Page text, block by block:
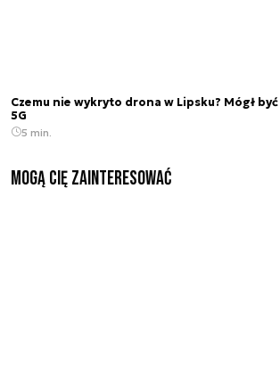
Czemu nie wykryto drona w Lipsku? Mógł
5G
5 min.
Mogą Cię zainteresować